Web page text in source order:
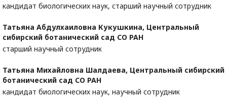
кандидат биологических наук, старший научный сотрудник
Татьяна Абдулхаиловна Кукушкина, Центральный
сибирский ботанический сад СО РАН
старший научный сотрудник
Татьяна Михайловна Шалдаева, Центральный сибирский
ботанический сад СО РАН
кандидат биологических наук, научный сотрудник